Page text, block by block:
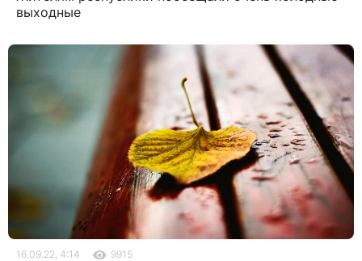
выходные
16.09.22, 4:14 9915